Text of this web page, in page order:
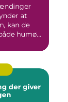
at
kan de
humø...
der giver